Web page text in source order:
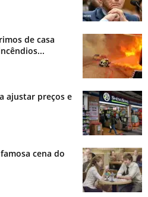
de casa
ajustar preços e
cena do